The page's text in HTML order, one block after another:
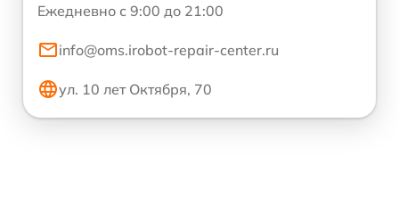
Ежедневно с 9:00 до 21:00
info@oms.irobot-repair-center.ru
ул. 10 лет Октября, 70